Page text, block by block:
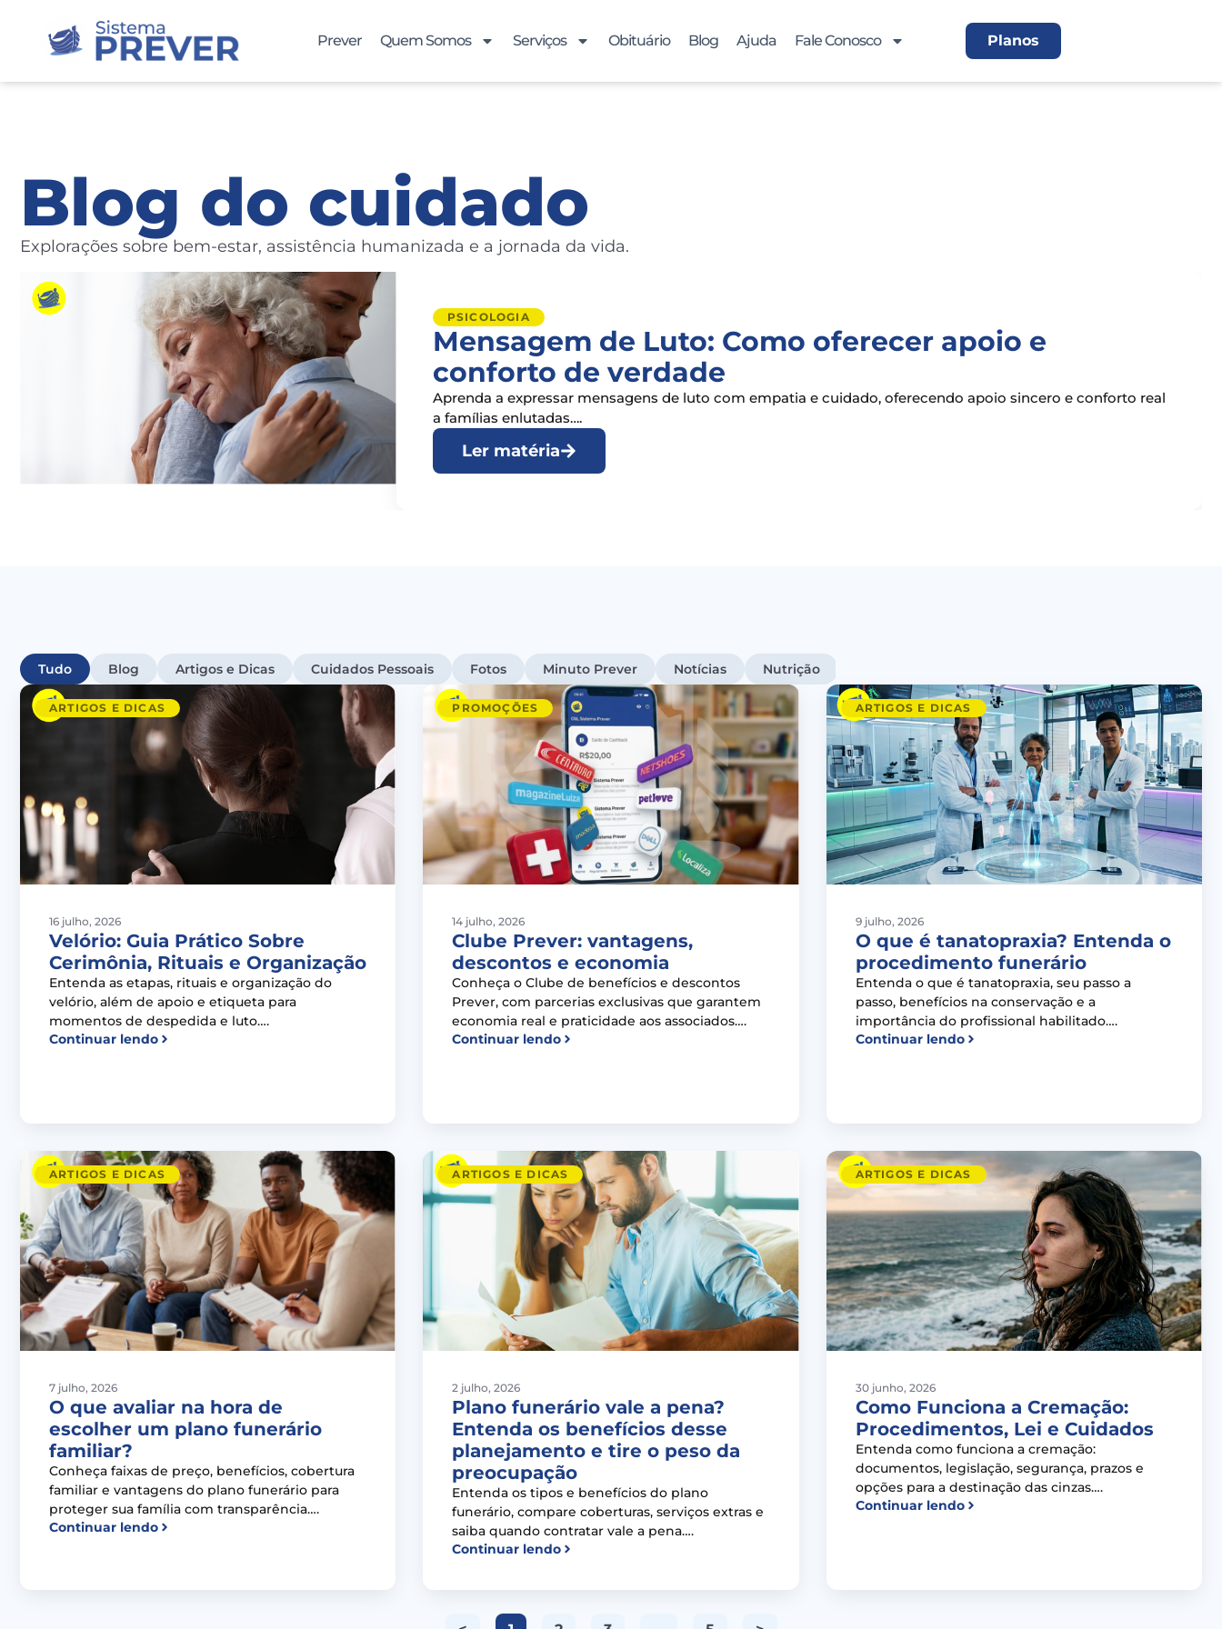
Prever Quem Somos Serviços Obituário Blog Ajuda Fale Conosco Planos
Blog do cuidado
Explorações sobre bem-estar, assistência humanizada e a jornada da vida.
PSICOLOGIA
Mensagem de Luto: Como oferecer apoio e
conforto de verdade
Aprenda a expressar mensagens de luto com empatia e cuidado, oferecendo apoio sincero e conforto real
a famílias enlutadas….
Ler matéria
Blog Artigos e Dicas Cuidados Pessoais Fotos Minuto Prever Notícias Nutrição
Tudo
ARTIGOS E DICAS
16 julho, 2026
Velório: Guia Prático Sobre
Cerimônia, Rituais e Organização
Entenda as etapas, rituais e organização do
velório, além de apoio e etiqueta para
momentos de despedida e luto….
Continuar lendo
PROMOÇÕES
14 julho, 2026
Clube Prever: vantagens,
descontos e economia
Conheça o Clube de benefícios e descontos
Prever, com parcerias exclusivas que garantem
economia real e praticidade aos associados….
Continuar lendo
ARTIGOS E DICAS
9 julho, 2026
O que é tanatopraxia? Entenda o
procedimento funerário
Entenda o que é tanatopraxia, seu passo a
passo, benefícios na conservação e a
importância do profissional habilitado….
Continuar lendo
ARTIGOS E DICAS
7 julho, 2026
O que avaliar na hora de
escolher um plano funerário
familiar?
Conheça faixas de preço, benefícios, cobertura
familiar e vantagens do plano funerário para
proteger sua família com transparência….
Continuar lendo
ARTIGOS E DICAS
2 julho, 2026
Plano funerário vale a pena?
Entenda os benefícios desse
planejamento e tire o peso da
preocupação
Entenda os tipos e benefícios do plano
funerário, compare coberturas, serviços extras e
saiba quando contratar vale a pena….
Continuar lendo
ARTIGOS E DICAS
30 junho, 2026
Como Funciona a Cremação:
Procedimentos, Lei e Cuidados
Entenda como funciona a cremação:
documentos, legislação, segurança, prazos e
opções para a destinação das cinzas….
Continuar lendo